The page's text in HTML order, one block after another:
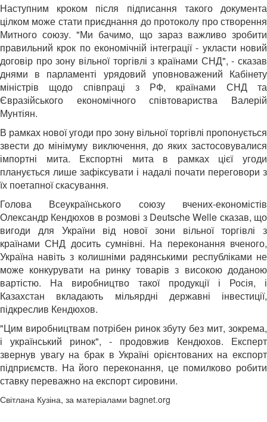
Наступним кроком після підписання такого документа
цілком може стати приєднання до протоколу про створення
Митного союзу. "Ми бачимо, що зараз важливо зробити
правильний крок по економічній інтеграції - укласти новий
договір про зону вільної торгівлі з країнами СНД", - сказав
днями в парламенті урядовий уповноважений Кабінету
міністрів щодо співпраці з РФ, країнами СНД та
Євразійського економічного співтовариства Валерій
Мунтіян.
В рамках нової угоди про зону вільної торгівлі пропонується
звести до мінімуму виключення, до яких застосовувалися
імпортні мита. Експортні мита в рамках цієї угоди
планується лише зафіксувати і надалі почати переговори з
їх поетапної скасування.
Голова Всеукраїнського союзу вчених-економістів
Олександр Кендюхов в розмові з Deutsche Welle сказав, що
вигоди для України від нової зони вільної торгівлі з
країнами СНД досить сумнівні. На переконання вченого,
Україна навіть з колишніми радянськими республіками не
може конкурувати на ринку товарів з високою доданою
вартістю. На виробництво такої продукції і Росія, і
Казахстан вкладають мільярдні державні інвестиції,
підкреслив Кендюхов.
"Цим виробництвам потрібен ринок збуту без мит, зокрема,
і український ринок", - продовжив Кендюхов. Експерт
звернув увагу на брак в Україні орієнтованих на експорт
підприємств. На його переконання, це помилково робити
ставку переважно на експорт сировини.
Світлана Кузіна, за матеріалами bagnet.org